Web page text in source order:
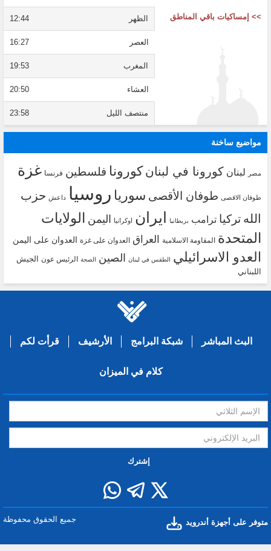
>> إمساكيات باقي المناطق الظهر 12:44
العصر 16:27
المغرب 19:53
العشاء 20:50
منتصف الليل 23:58
مواضيع ساخنة
مصر لبنان كورونا في لبنانكورونا فلسطين فرنسا غزة
طوفان الاقصى طوفان الأقصى سوريا روسيا داعش حزب
الله تركيا ترامب بريطانيا ايران اوكرانيا اليمن الولايات
المتحدة المقاومة الاسلامية العراق العدوان على غزة العدوان على اليمن
العدو الاسرائيلي الطقس في لبنان الصين الصحة الرئيس عون
الجيش
اللبناني
البث المباشر شبكة البرامج الأرشيف قرأت لكم
كلام في الميزان
إشترك
متوفر على أجهزة أندرويد جميع الحقوق محفوظة